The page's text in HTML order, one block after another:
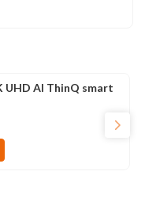
UHD AI ThinQ smart